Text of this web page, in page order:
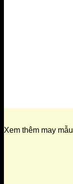
Xem thêm may mẫu